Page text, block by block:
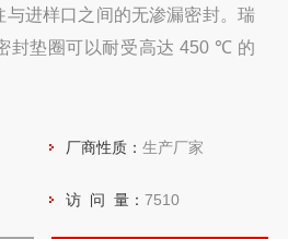
进样口之间的无渗漏密封。瑞
封垫圈可以耐受高达 450 ℃ 的
厂商性质： 生产厂家
访 问 量： 7510